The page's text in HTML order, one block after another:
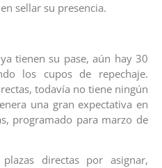
sellar su presencia.
tienen su pase, aún hay 30
los cupos de repechaje.
todavía no tiene ningún
una gran expectativa en
programado para marzo de
directas por asignar,